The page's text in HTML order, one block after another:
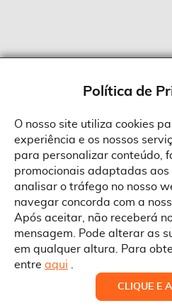
Política de
O nosso site utiliza cookies
experiência e os nossos
para personalizar conteúdo,
promocionais adaptadas aos
analisar o tráfego no nosso
navegar concorda com a
Após aceitar, não receberá
mensagem. Pode alterar as
em qualquer altura. Para
entre aqui
CLIQUE E
Sobre a Suprides
Quem Somos
Informações
Termos e Condições
Condições Gerais de Venda
Serviço Pós-Venda
Pedido RMA
Contactos
Morada
Rua Gonçalves
+351 220 046 100
Copyright © Suprides 2026 -
, an Adobe Company
Política de Cookies
Ao aceitar a política de cookies da
que a utilização de cookies possibilita a
apresentação de serviços e ofertas
alterar as suas definições de cookies a
ALTERAR DEFINIÇÕES